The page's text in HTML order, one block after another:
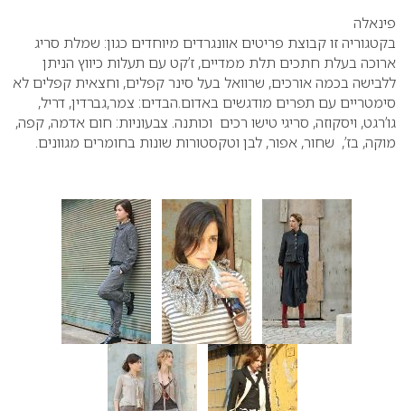
פינאלה
בקטגוריה זו קבוצת פריטים אוונגרדים מיוחדים כגון: שמלת סריג
ארוכה בעלת חתכים תלת ממדיים, ז’קט עם תעלות כיווץ הניתן
ללבישה בכמה אורכים, שרוואל בעל סינר קפלים, וחצאית קפלים לא
סימטריים עם תפרים מודגשים באדום.הבדים: צמר,גברדין, דריל,
גו’רגט, ויסקוזה, סריגי טישו רכים וכותנה. צבעוניות: חום אדמה, קפה,
מוקה, בז’, שחור, אפור, לבן וטקסטורות שונות בחומרים מגוונים.